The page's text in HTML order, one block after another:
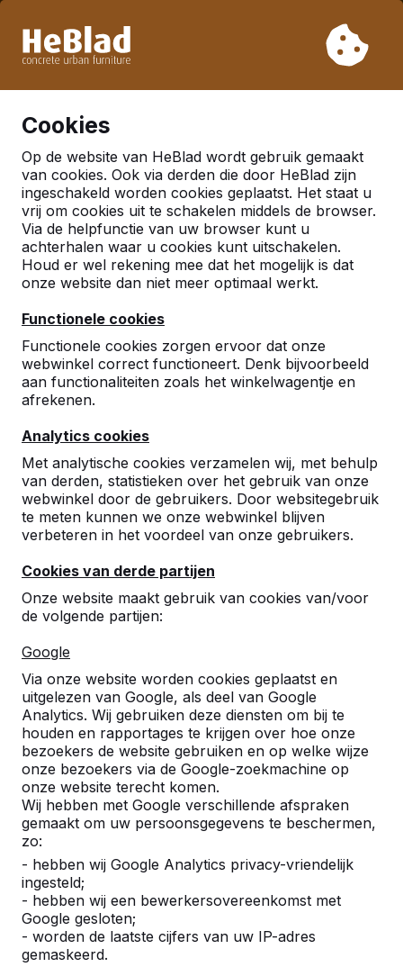
week 33. Houdt u daarom rekening met langere levertijden.
Cookies
Op de website van HeBlad wordt gebruik gemaakt
van cookies. Ook via derden die door HeBlad zijn
ingeschakeld worden cookies geplaatst. Het staat u
vrij om cookies uit te schakelen middels de browser.
Via de helpfunctie van uw browser kunt u
achterhalen waar u cookies kunt uitschakelen.
Houd er wel rekening mee dat het mogelijk is dat
onze website dan niet meer optimaal werkt.
Functionele cookies
Functionele cookies zorgen ervoor dat onze
webwinkel correct functioneert. Denk bijvoorbeeld
aan functionaliteiten zoals het winkelwagentje en
afrekenen.
Analytics cookies
Met analytische cookies verzamelen wij, met behulp
van derden, statistieken over het gebruik van onze
webwinkel door de gebruikers. Door websitegebruik
te meten kunnen we onze webwinkel blijven
verbeteren in het voordeel van onze gebruikers.
Cookies van derde partijen
Onze website maakt gebruik van cookies van/voor
de volgende partijen:
Google
Via onze website worden cookies geplaatst en
uitgelezen van Google, als deel van Google
Analytics. Wij gebruiken deze diensten om bij te
houden en rapportages te krijgen over hoe onze
bezoekers de website gebruiken en op welke wijze
onze bezoekers via de Google-zoekmachine op
onze website terecht komen.
Wij hebben met Google verschillende afspraken
gemaakt om uw persoonsgegevens te beschermen,
zo:
- hebben wij Google Analytics privacy-vriendelijk
ingesteld;
- hebben wij een bewerkersovereenkomst met
Google gesloten;
- worden de laatste cijfers van uw IP-adres
gemaskeerd.
Al meer dan 30.000 producten verkocht
Nederland
Referenties in:Weesp
Mooie degelijke pingpongtafels! Passen goed
bij de rest van het straatmeubilair.
Vechtstede College
07-05-2024
Referenties
U vindt onze producten in heel Europa en
zelfs daarbuiten. Bekijk hier waar bij u in de
buurt al een HeBlad product staat.